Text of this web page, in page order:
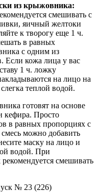
из крыжовника:
смешивать с
яичный желтоки
к творогу еще 1 ч.
в равных
с одним из
Если кожа лица у вас
1 ч. ложку
на лицо на
теплой водой.
готовят на основе
кефира. Просто
в равных пропорциях с
можно добавить
маску на лицо и
водой. При
смешивать
№ 23 (226)